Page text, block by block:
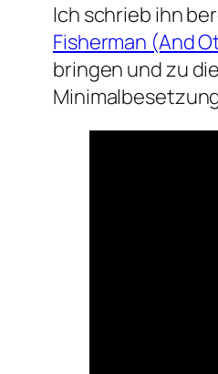
Ich schrieb ihn
Fisherman (And
bringen und zu